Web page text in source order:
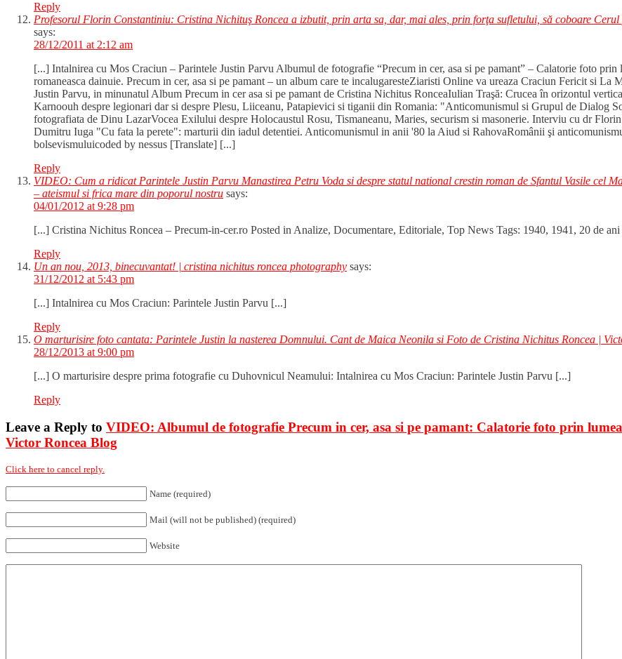
Reply
Profesorul Florin Constantiniu: Cristina Nichituş Roncea a izbutit, prin arta sa, dar, mai ales, prin forţa sufletului, să coboare
says:
28/12/2011 at 2:12 am
[...] Intalnirea cu Mos Craciun – Parintele Justin Parvu Albumul de fotografie “Precum in cer, asa si pe pamant” – Calatorie foto
romaneasca dainuie. Precum in cer, asa si pe pamant – un album care te incalugaresteZiaristi Online va ureaza Craciun Fericit si
Justin Parvu, in minunatul Album Precum in cer asa si pe pamant de Cristina Nichitus RonceaIulian Traşă: Crucea în orizontul
Karnoouh despre legionari dar si despre Plesu, Liiceanu, Patapievici si tiganii din Romania: "Anticomunismul si Grupul de Dialog
fotografiata de Dinu LazarVocea Exilului despre Holocaustul Rosu, Tismaneanu, Maries, securism si masonerie. Interviu cu dr
Dumitru Iuga "Cu fata la perete": marturii din iadul detentiei. Anticomunismul in anii '80 la Aiud si RahovaRomânii şi
bolsevismuluicoded by nessus [Translate] [...]
Reply
VIDEO: Cum a ridicat Parintele Justin Parvu Manastirea Petru Voda si despre statul national crestin roman de Sfantul Vasile cel
– ateismul si frica mare din poporul nostru says:
04/01/2012 at 9:28 pm
[...] Cristina Nichitus Roncea – Precum-in-cer.ro Posted in Analize, Documentare, Editoriale, Top News Tags: 1940, 1941, 20 de
Reply
Un an nou, 2013, binecuvantat! | cristina nichitus roncea photography says:
31/12/2012 at 5:43 pm
[...] Intalnirea cu Mos Craciun: Parintele Justin Parvu [...]
Reply
O marturisire foto cantata: Parintele Justin la nasterea Domnului. Cant de Maica Neonila si Foto de Cristina Nichitus Roncea |
28/12/2013 at 9:00 pm
[...] O marturisire despre prima fotografie cu Duhovnicul Neamului: Intalnirea cu Mos Craciun: Parintele Justin Parvu [...]
Reply
Leave a Reply to VIDEO: Albumul de fotografie Precum in cer, asa si pe pamant: Calatorie foto prin
Victor Roncea Blog
Click here to cancel reply.
Name (required)
Mail (will not be published) (required)
Website